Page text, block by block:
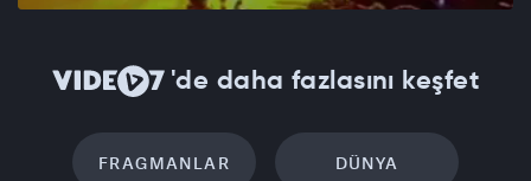
'de daha fazlasını keşfet
FRAGMANLAR DÜNYA